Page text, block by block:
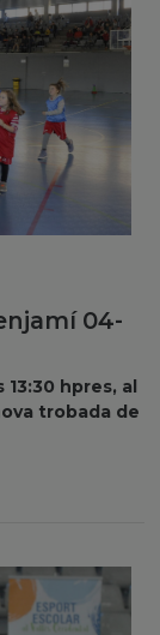
04-
hpres, al
trobada de